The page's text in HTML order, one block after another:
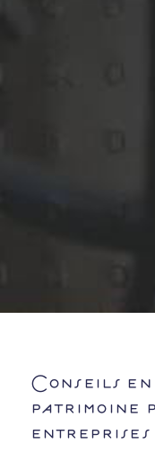
Conseils
patrimoine
entreprises